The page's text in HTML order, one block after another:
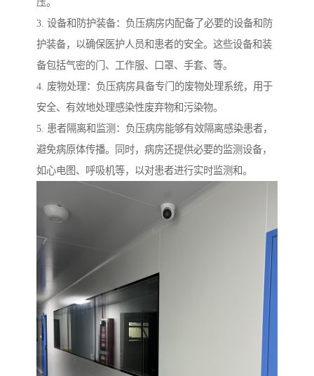
压。
3. 设备和防护装备：负压病房内配备了必要的设备和防
护装备，以确保医护人员和患者的安全。这些设备和装
备包括气密的门、工作服、口罩、手套、等。
4. 废物处理：负压病房具备专门的废物处理系统，用于
安全、有效地处理感染性废弃物和污染物。
5. 患者隔离和监测：负压病房能够有效隔离感染患者，
避免病原体传播。同时，病房还提供必要的监测设备，
如心电图、呼吸机等，以对患者进行实时监测和。